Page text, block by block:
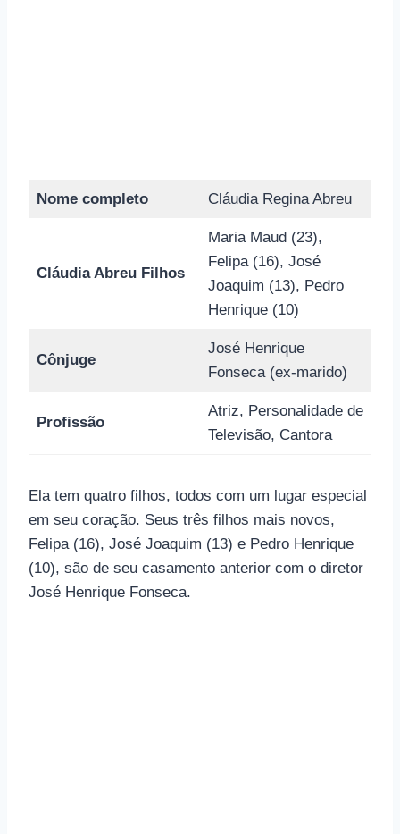
Nome completo Cláudia Regina Abreu
Cláudia Abreu Filhos
Maria Maud (23),
Felipa (16), José
Joaquim (13), Pedro
Henrique (10)
Cônjuge
José Henrique
Fonseca (ex-marido)
Profissão
Atriz, Personalidade de
Televisão, Cantora
Ela tem quatro filhos, todos com um lugar especial
em seu coração. Seus três filhos mais novos,
Felipa (16), José Joaquim (13) e Pedro Henrique
(10), são de seu casamento anterior com o diretor
José Henrique Fonseca.